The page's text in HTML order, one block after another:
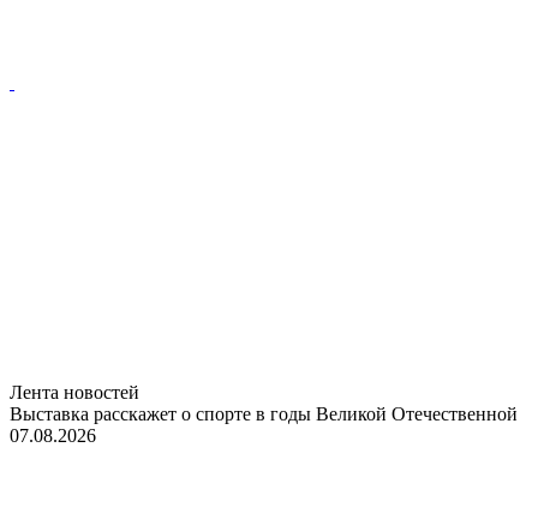
Лента новостей
Выставка расскажет о спорте в годы Великой Отечественной
07.08.2026